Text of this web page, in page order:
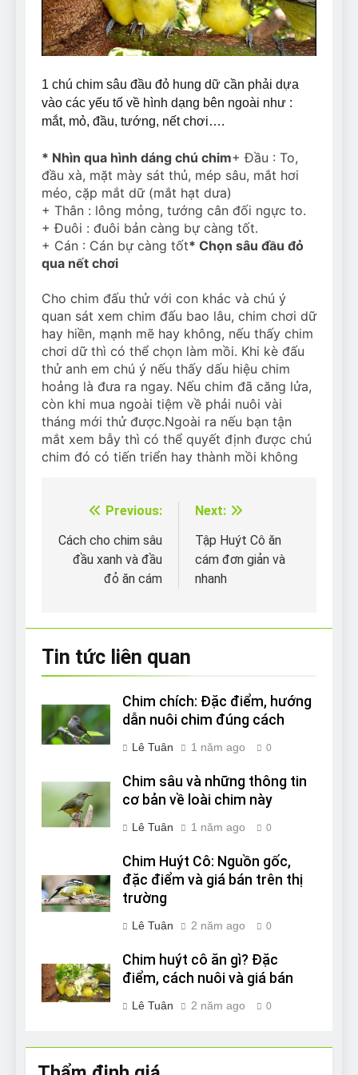
Can Bulldogs Play Fetch?
And How to Train Them!
7 Năm Ago
Groom My Bulldog
7 Năm Ago
1 chú chim sâu đầu đỏ hung dữ cần phải dựa
vào các yếu tố về hình dạng bên ngoài như :
mắt, mỏ, đầu, tướng, nết chơi….
* Nhìn qua hình dáng chú chim+ Đầu : To,
đầu xà, mặt mày sát thủ, mép sâu, mắt hơi
méo, cặp mắt dữ (mắt hạt dưa)
+ Thân : lông mỏng, tướng cân đối ngực to.
+ Đuôi : đuôi bản càng bự càng tốt.
+ Cán : Cán bự càng tốt* Chọn sâu đầu đỏ
qua nết chơi
Cho chim đấu thử với con khác và chú ý
quan sát xem chim đấu bao lâu, chim chơi dữ
hay hiền, mạnh mẽ hay không, nếu thấy chim
chơi dữ thì có thể chọn làm mồi. Khi kè đấu
thử anh em chú ý nếu thấy dấu hiệu chim
hoảng là đưa ra ngay. Nếu chim đã căng lửa,
còn khi mua ngoài tiệm về phải nuôi vài
tháng mới thử được.Ngoài ra nếu bạn tận
mắt xem bẫy thì có thể quyết định được chú
chim đó có tiến triển hay thành mồi không
Điều
hướng
Previous:
Cách cho chim sâu
đầu xanh và đầu
đỏ ăn cám
Next:
Tập Huýt Cô ăn
cám đơn giản và
nhanh
Tin tức liên quan
Chim chích: Đặc điểm, hướng
dẫn nuôi chim đúng cách
Lê Tuân 1 năm ago 0
Chim sâu và những thông tin
cơ bản về loài chim này
Lê Tuân 1 năm ago 0
Chim Huýt Cô: Nguồn gốc,
đặc điểm và giá bán trên thị
trường
Lê Tuân 2 năm ago 0
Chim huýt cô ăn gì? Đặc
điểm, cách nuôi và giá bán
Lê Tuân 2 năm ago 0